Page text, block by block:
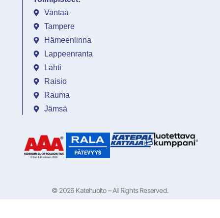
Vantaa
Tampere
Hämeenlinna
Lappeenranta
Lahti
Raisio
Rauma
Jämsä
© 2026 Katehuolto – All Rights Reserved.